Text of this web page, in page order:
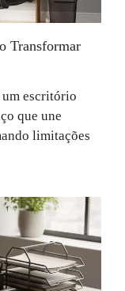
Transformar
escritório
que une
limitações